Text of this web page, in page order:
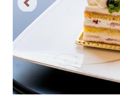
Previous